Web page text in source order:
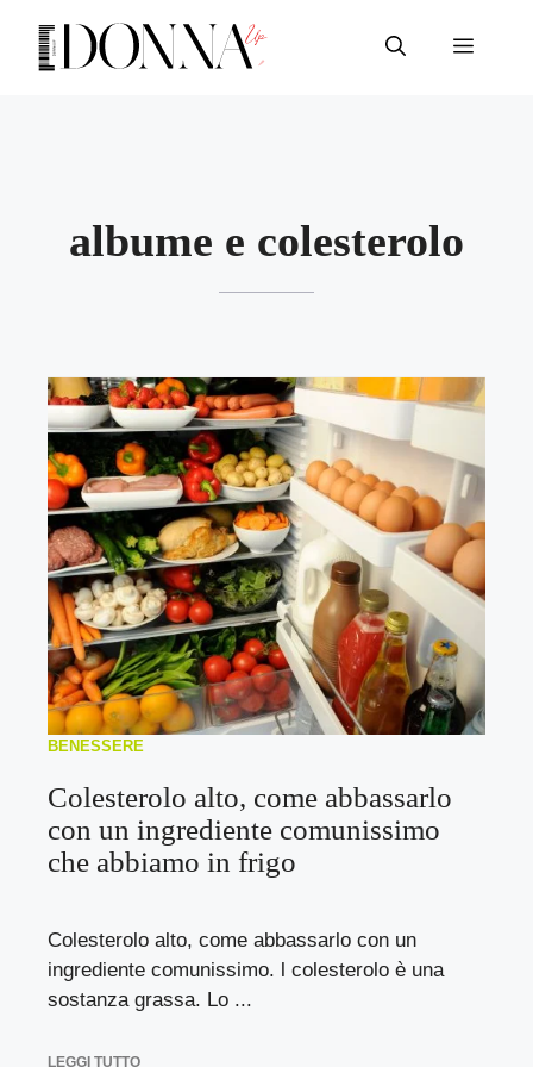
contenuto
Menu
albume e colesterolo
BENESSERE
Colesterolo alto, come abbassarlo
con un ingrediente comunissimo
che abbiamo in frigo
Colesterolo alto, come abbassarlo con un
ingrediente comunissimo. l colesterolo è una
sostanza grassa. Lo ...
LEGGI TUTTO